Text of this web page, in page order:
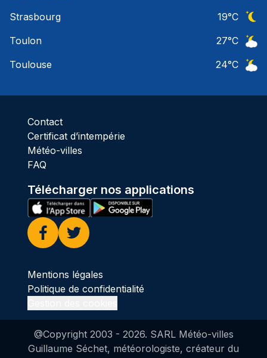
Strasbourg
19°C
Toulon
27°C
Toulouse
24°C
Contact
Certificat d’intempérie
Météo-villes
FAQ
Télécharger nos applications
Facebook
Twitter
Mentions légales
Politique de confidentialité
@Copyright 2003 - 2026. SARL Météo-villes
Guillaume Séchet, météorologiste, créateur du